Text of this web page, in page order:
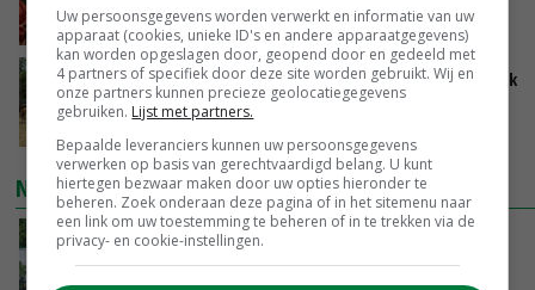
VANDAAG, 11:34
Droogte zet Britse melkveehouderij onder druk
NIEUWSTE VIDEO'S
Oekraïne-vlogger Kees Huizinga: ‘Bezoek van
de ambassade mag zelf groente plukken’
Uw persoonsgegevens worden verwerkt en informatie van uw
apparaat (cookies, unieke ID's en andere apparaatgegevens)
kan worden opgeslagen door, geopend door en gedeeld met
4 partners of specifiek door deze site worden gebruikt. Wij en
onze partners kunnen precieze geolocatiegegevens
gebruiken. Lijst met partners.
Bepaalde leveranciers kunnen uw persoonsgegevens
verwerken op basis van gerechtvaardigd belang. U kunt
hiertegen bezwaar maken door uw opties hieronder te
beheren. Zoek onderaan deze pagina of in het sitemenu naar
een link om uw toestemming te beheren of in te trekken via de
privacy- en cookie-instellingen.